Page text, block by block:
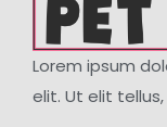
Lorem ipsum
elit. Ut elit